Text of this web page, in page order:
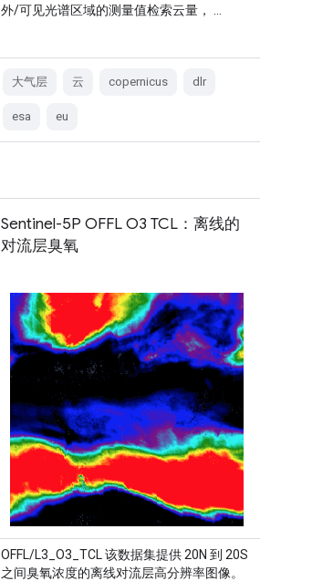
外/可见光谱区域的测量值检索云量， …
大气层 云 copernicus dlr
esa eu
Sentinel-5P OFFL O3 TCL：离线的
对流层臭氧
OFFL/L3_O3_TCL 该数据集提供 20N 到 20S
之间臭氧浓度的离线对流层高分辨率图像。